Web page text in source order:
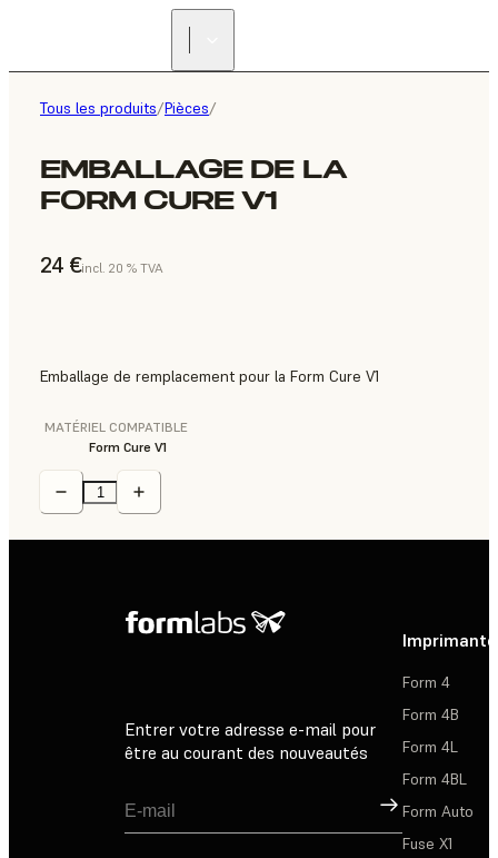
Tous les produits/Pièces/
EMBALLAGE DE LA
FORM CURE V1
24 €incl. 20 % TVA
Emballage de remplacement pour la Form Cure V1
MATÉRIEL COMPATIBLE
Form Cure V1
Entrer votre adresse e-mail pour
être au courant des nouveautés
Inscription
Form 4
Form 4B
Form 4L
Form 4BL
Form Auto
Fuse X1